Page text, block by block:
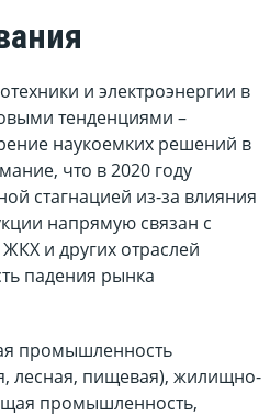
и электроэнергии в
тенденциями –
наукоемких решений в
что в 2020 году
стагнацией из-за влияния
напрямую связан с
и других отраслей
падения рынка
промышленность
лесная, пищевая), жилищно-
промышленность,